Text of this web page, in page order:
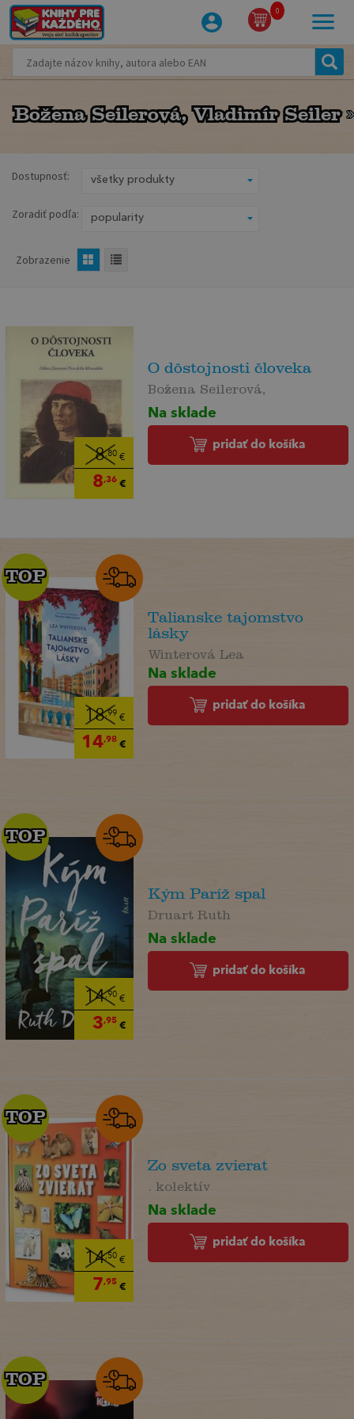
0
Božena Seilerová, Vladimír Seiler
Božena Seilerová, Vladimír Seiler
Dostupnosť:
Zoradiť podľa:
Zobrazenie
8,80€
8,36€
O dôstojnosti človeka
Božena Seilerová,
Na sklade
pridať do košíka
18,99 €
14,98€
TOP
TOP
Talianske tajomstvo
lásky
Winterová Lea
Na sklade
pridať do košíka
14,90€
3,95€
TOP
TOP
Kým Paríž spal
Druart Ruth
Na sklade
pridať do košíka
14,50€
7,95€
TOP
TOP
Zo sveta zvierat
. kolektív
Na sklade
pridať do košíka
TOP
TOP